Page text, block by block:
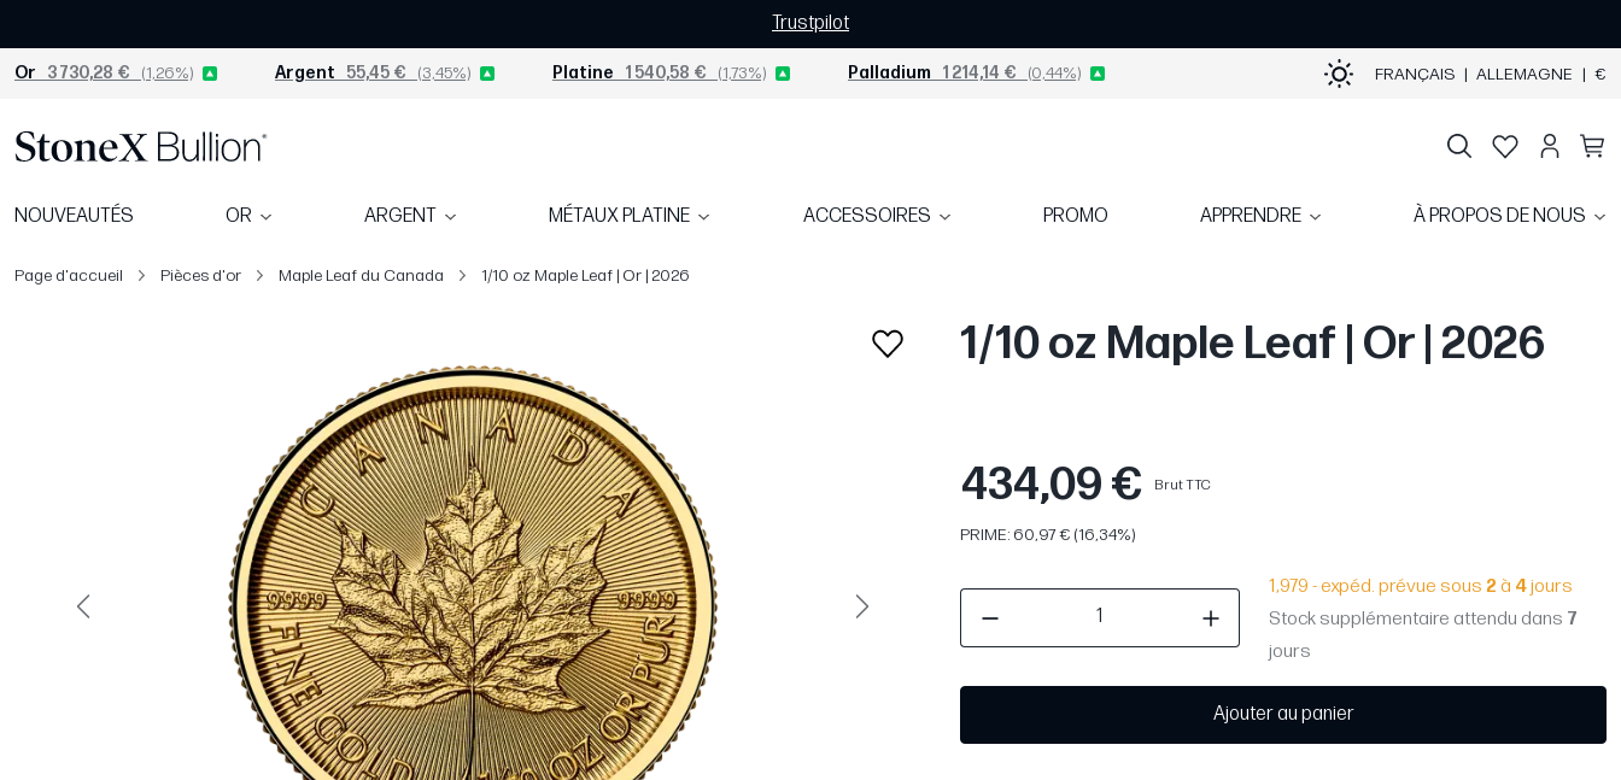
Trustpilot
Or 3 730,28 € (1,26%) Argent 55,45 € (3,45%) Platine 1 540,58 € (1,73%) Palladium 1 214,14 € (0,44%) FRANÇAIS | ALLEMAGNE | €
NOUVEAUTÉS OR ARGENT MÉTAUX PLATINE ACCESSOIRES PROMO APPRENDRE À PROPOS DE NOUS
Page d'accueil Pièces d'or Maple Leaf du Canada 1/10 oz Maple Leaf | Or | 2026
Précédent Suivant
1/10 oz Maple Leaf | Or | 2026
434,09 € Brut TTC
PRIME: 60,97 € (16,34%)
1,979 - expéd. prévue sous 2 à 4jours
Stock supplémentaire attendu dans 7
jours
Ajouter au panier